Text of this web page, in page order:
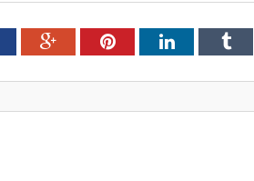
Google+PinterestLinkedIn